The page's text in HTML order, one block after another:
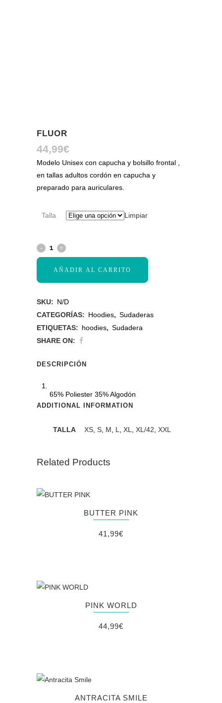
FLUOR
44,99€
Modelo Unisex con capucha y bolsillo frontal ,
en tallas adultos cordón en capucha y
preparado para auriculares.
Talla Limpiar
AÑADIR AL CARRITO
SKU: N/D
CATEGORÍAS: Hoodies, Sudaderas
ETIQUETAS: hoodies, Sudadera
SHARE ON:
DESCRIPCIÓN
65% Poliester 35% Algodón
ADDITIONAL INFORMATION
TALLA XS, S, M, L, XL, XL/42, XXL
Related Products
BUTTER PINK
41,99€
PINK WORLD
44,99€
ANTRACITA SMILE